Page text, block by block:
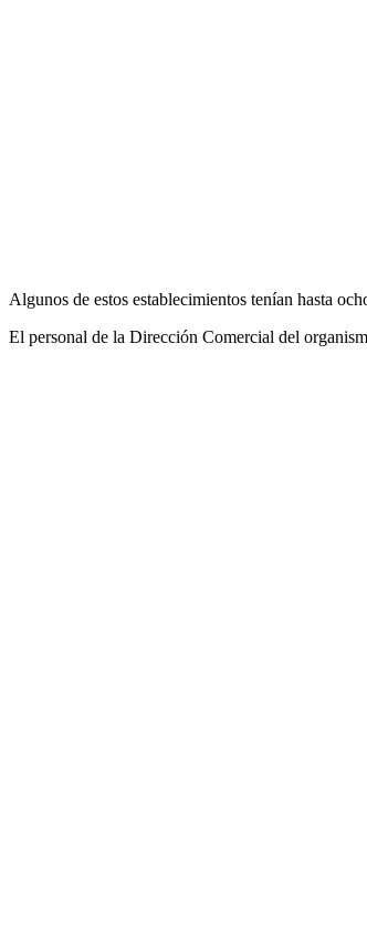
Algunos de estos establecimientos tenían hasta
El personal de la Dirección Comercial del